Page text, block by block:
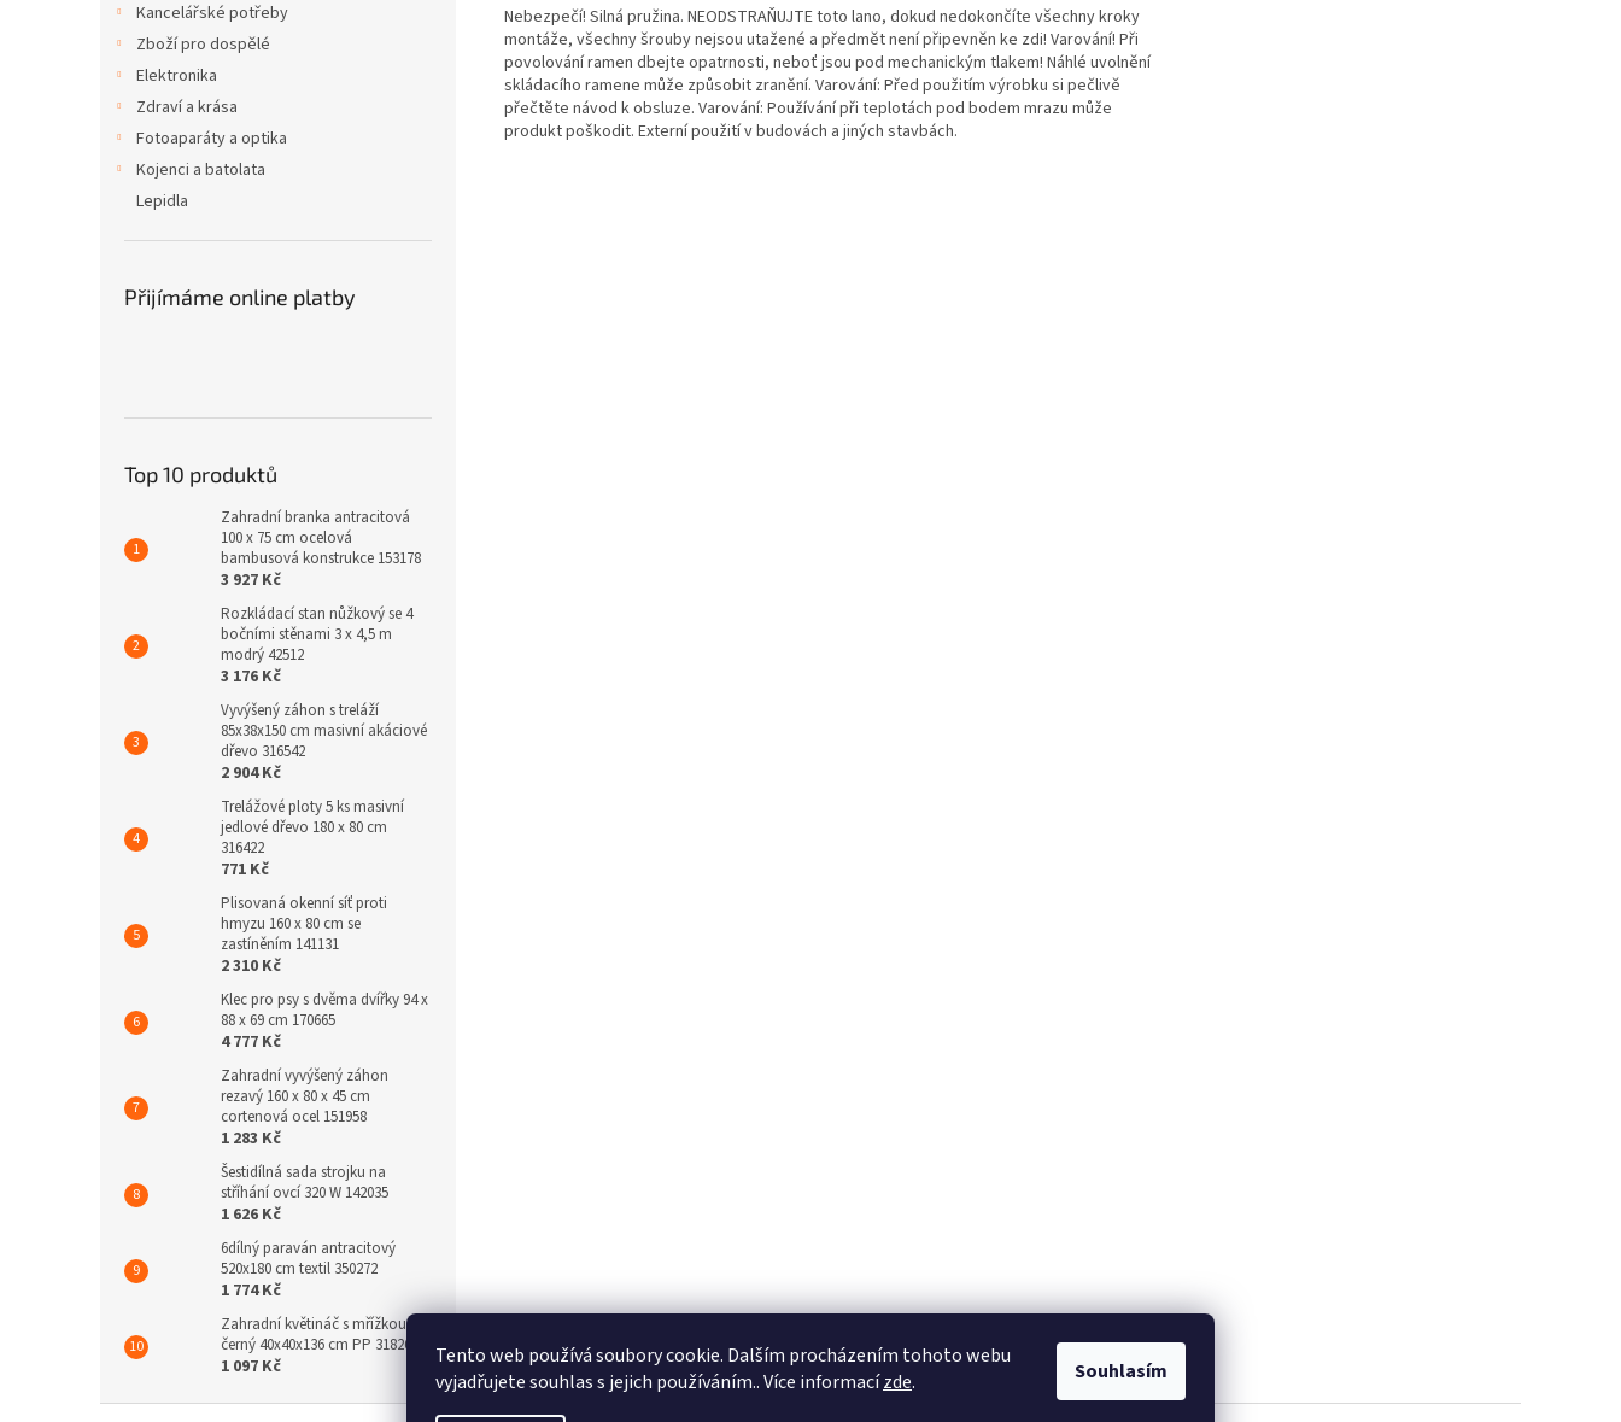
Tento web používá soubory cookie. Dalším procházením tohoto webu
vyjadřujete souhlas s jejich používáním.. Více informacízde. Souhlasím
Kancelářské potřeby
Zboží pro dospělé
Elektronika
Zdraví a krása
Fotoaparáty a optika
Kojenci a batolata
Lepidla
Přijímáme online platby
Top 10 produktů
Zahradní branka antracitová
100 x 75 cm ocelová
bambusová konstrukce 153178
3 927 Kč
Rozkládací stan nůžkový se 4
bočními stěnami 3 x 4,5 m
modrý 42512
3 176 Kč
Vyvýšený záhon s treláží
85x38x150 cm masivní akáciové
dřevo 316542
2 904 Kč
Trelážové ploty 5 ks masivní
jedlové dřevo 180 x 80 cm
316422
771 Kč
Plisovaná okenní síť proti
hmyzu 160 x 80 cm se
zastíněním 141131
2 310 Kč
Klec pro psy s dvěma dvířky 94 x
88 x 69 cm 170665
4 777 Kč
Zahradní vyvýšený záhon
rezavý 160 x 80 x 45 cm
cortenová ocel 151958
1 283 Kč
Šestidílná sada strojku na
stříhání ovcí 320 W 142035
1 626 Kč
6dílný paraván antracitový
520x180 cm textil 350272
1 774 Kč
Zahradní květináč s mřížkou
černý 40x40x136 cm PP 318269
1 097 Kč
Nebezpečí! Silná pružina. NEODSTRAŇUJTE toto lano, dokud nedokončíte všechny kroky
montáže, všechny šrouby nejsou utažené a předmět není připevněn ke zdi! Varování! Při
povolování ramen dbejte opatrnosti, neboť jsou pod mechanickým tlakem! Náhlé uvolnění
skládacího ramene může způsobit zranění. Varování: Před použitím výrobku si pečlivě
přečtěte návod k obsluze. Varování: Používání při teplotách pod bodem mrazu může
produkt poškodit. Externí použití v budovách a jiných stavbách.